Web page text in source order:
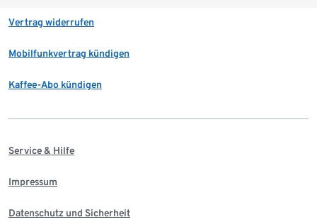
Vertrag widerrufen
Mobilfunkvertrag kündigen
Kaffee-Abo kündigen
Service & Hilfe
Impressum
Datenschutz und Sicherheit